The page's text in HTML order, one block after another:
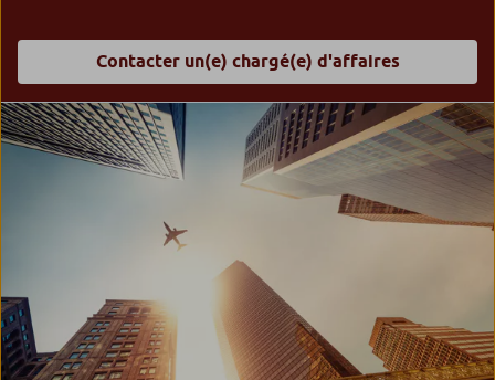
Contacter un(e) chargé(e) d'affaires